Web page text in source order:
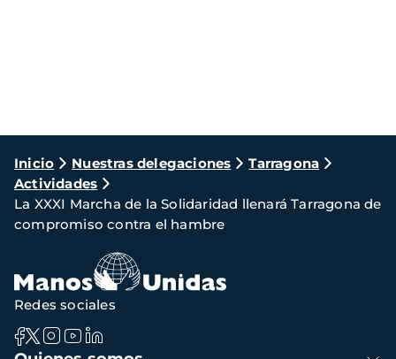
Ruta
de
navegación
Inicio Nuestras delegaciones
Tarragona
Actividades
La XXXI Marcha de la Solidaridad llenará Tarragona de
compromiso contra el hambre
Navegación
Redes sociales